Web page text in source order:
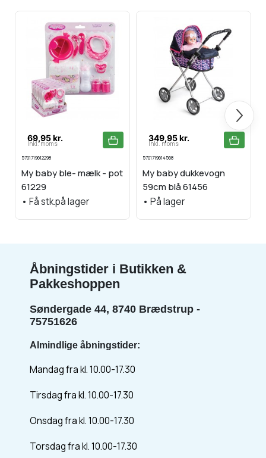
Næste
69,95 kr.
Inkl. moms
5701719612298
My baby ble- mælk - pot
61229
• Få stk.på lager
349,95 kr.
Inkl. moms
5701719614568
My baby dukkevogn
59cm blå 61456
• På lager
Åbningstider i Butikken &
Pakkeshoppen
Søndergade 44, 8740 Brædstrup -
75751626
Almindlige åbningstider:
Mandag fra kl. 10.00-17.30
Tirsdag fra kl. 10.00-17.30
Onsdag fra kl. 10.00-17.30
Torsdag fra kl. 10.00-17.30